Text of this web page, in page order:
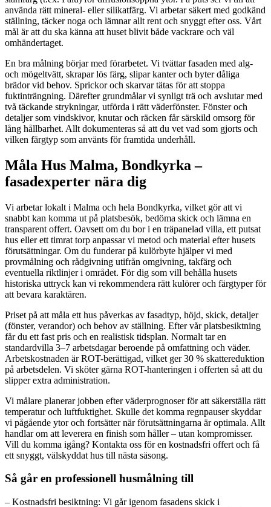
använda rätt mineral- eller silikatfärg. Vi arbetar säkert med godkänd
ställning, täcker noga och lämnar allt rent och snyggt efter oss. Vårt
mål är att du ska känna att huset blivit både vackrare och väl
omhändertaget.
En bra målning börjar med förarbetet. Vi tvättar fasaden med alg-
och mögeltvätt, skrapar lös färg, slipar kanter och byter dåliga
brädor vid behov. Sprickor och skarvar tätas för att stoppa
fuktinträngning. Därefter grundmålar vi synligt trä och avslutar med
två täckande strykningar, utförda i rätt väderfönster. Fönster och
detaljer som vindskivor, knutar och räcken får särskild omsorg för
lång hållbarhet. Allt dokumenteras så att du vet vad som gjorts och
vilken färgtyp som använts för framtida underhåll.
Måla Hus Malma, Bondkyrka –
fasadexperter nära dig
Vi arbetar lokalt i Malma och hela Bondkyrka, vilket gör att vi
snabbt kan komma ut på platsbesök, bedöma skick och lämna en
transparent offert. Oavsett om du bor i en träpanelad villa, ett putsat
hus eller ett timrat torp anpassar vi metod och material efter husets
förutsättningar. Om du funderar på kulörbyte hjälper vi med
provmålning och rådgivning utifrån omgivning, takfärg och
eventuella riktlinjer i området. För dig som vill behålla husets
historiska uttryck kan vi rekommendera rätt kulörer och färgtyper för
att bevara karaktären.
Priset på att måla ett hus påverkas av fasadtyp, höjd, skick, detaljer
(fönster, verandor) och behov av ställning. Efter vår platsbesiktning
får du ett fast pris och en realistisk tidsplan. Normalt tar en
standardvilla 3–7 arbetsdagar beroende på omfattning och väder.
Arbetskostnaden är ROT-berättigad, vilket ger 30 % skattereduktion
på arbetsdelen. Vi sköter gärna ROT-hanteringen i offerten så att du
slipper extra administration.
Vi målare planerar jobben efter väderprognoser för att säkerställa rätt
temperatur och luftfuktighet. Skulle det komma regnpauser skyddar
vi pågående ytor och fortsätter när förutsättningarna är optimala. Allt
handlar om att leverera en finish som håller – utan kompromisser.
Vill du komma igång? Kontakta oss för en kostnadsfri offert och få
ett snyggt, välskyddat hus till nästa säsong.
Så går en professionell husmålning till
– Kostnadsfri besiktning: Vi går igenom fasadens skick i